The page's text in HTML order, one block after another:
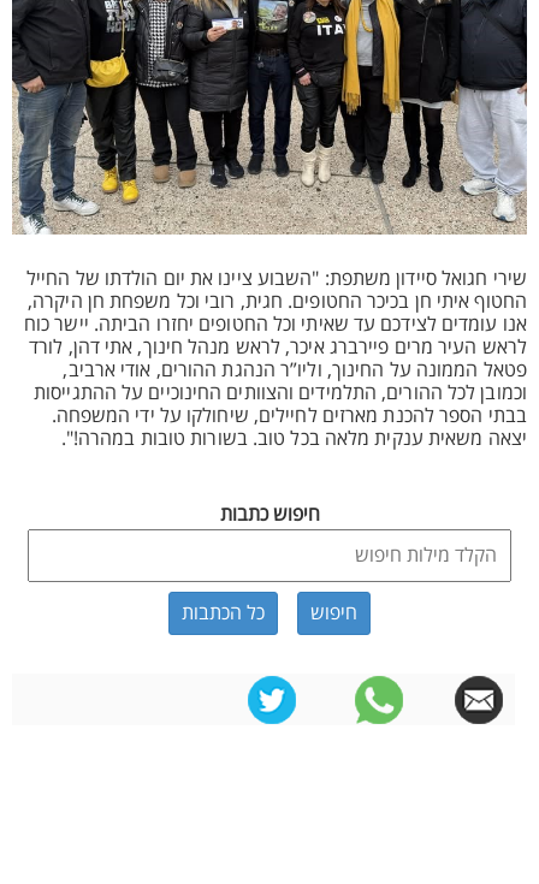
שירי חגואל סיידון משתפת: "השבוע ציינו את יום הולדתו של החייל
החטוף איתי חן בכיכר החטופים. חגית, רובי וכל משפחת חן היקרה,
אנו עומדים לצידכם עד שאיתי וכל החטופים יחזרו הביתה. יישר כוח
לראש העיר מרים פיירברג איכר, לראש מנהל חינוך, אתי דהן, לורד
פטאל הממונה על החינוך, וליו”ר הנהגת ההורים, אודי ארביב,
וכמובן לכל ההורים, התלמידים והצוותים החינוכיים על ההתגייסות
בבתי הספר להכנת מארזים לחיילים, שיחולקו על ידי המשפחה.
יצאה משאית ענקית מלאה בכל טוב. בשורות טובות במהרה!".
חיפוש כתבות
כל הכתבות